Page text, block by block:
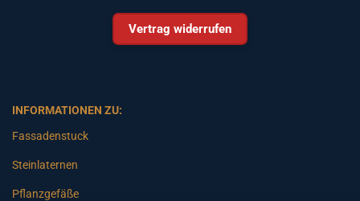
Vertrag widerrufen
INFORMATIONEN ZU:
Fassadenstuck
Steinlaternen
Pflanzgefäße